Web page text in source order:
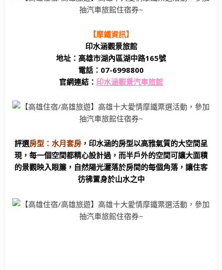
【摩鐵資訊】
印水涵觀景旅館
地址：高雄市湖內區湖中路165號
電話：07-6998800
官網連結： 印水涵觀景汽車旅館
評選房型：水月套房 ，印水涵的房型以高雅氣質的大空間呈
現，每一個空間都精心設計過，而半戶外的空間可讓大面積
的景觀映入眼簾，自然陽光灑落於房間的每個角落，讓住客
彷彿置身於山水之中